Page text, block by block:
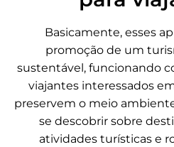
Basicamente, esses
promoção de um
sustentável, funcionando
viajantes interessados
preservem o meio
se descobrir sobre
atividades turísticas e